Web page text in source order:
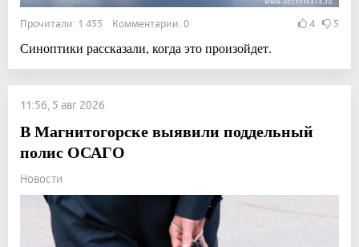
Прочитали: 1 455 Комментарии: 0 4 5
Синоптики рассказали, когда это произойдет.
11:56, 5 авг 2026
В Магнитогорске выявили поддельный
полис ОСАГО
Новости